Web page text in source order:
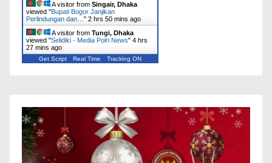
A visitor from Singair, Dhaka
viewed "Bupati Bogor Janjikan
Perlindungan dan…" 2 hrs 50 mins ago
A visitor from Tungi, Dhaka
viewed "Selidiki - Media Polri News" 4 hrs
27 mins ago
Get Script Real Time Tracking ON